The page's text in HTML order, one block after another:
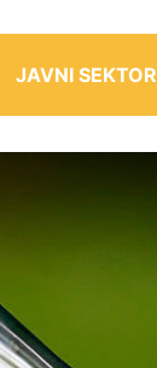
JAVNI SEKTOR